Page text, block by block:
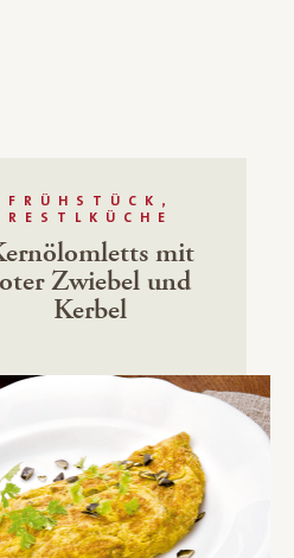
FRÜHSTÜCK,
RESTLKÜCHE
mit
Zwiebel und
Kerbel